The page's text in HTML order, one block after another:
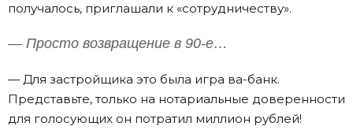
получалось, приглашали к «сотрудничеству».
— Просто возвращение в 90-е…
— Для застройщика это была игра ва-банк.
Представьте, только на нотариальные доверенности
для голосующих он потратил миллион рублей!